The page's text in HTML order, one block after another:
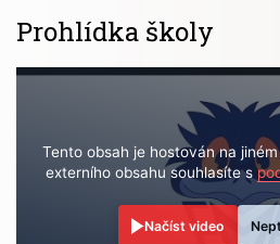
Prohlídka školy
Tento obsah je hostován na
externího obsahu souhlasíte s
Načíst video